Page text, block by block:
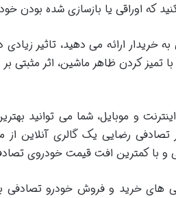
که اوراقی یا بازسازی شده بودن
خریدار ارائه می دهید، تاثیر
تمیز کردن ظاهر ماشین، اثر مثبتی
و موبایل، شما می توانید
تصادفی رضایی یک گالری آنلاین
با کمترین افت قیمت خودروی
های خرید و فروش خودرو